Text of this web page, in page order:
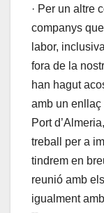
· Per un altre
companys
labor,
fora de la
han hagut
amb un enllaç
Port
treball per a
tindrem en
reunió amb
igualment